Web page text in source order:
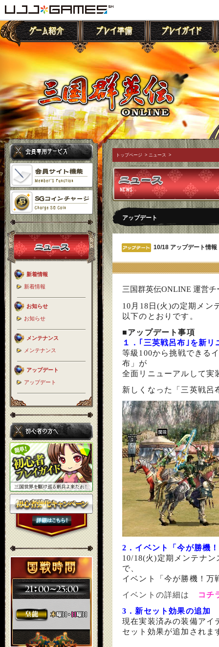
新着情報
新着情報
お知らせ
お知らせ
メンテナンス
メンテナンス
アップデート
アップデート
トップページ > ニュース >
アップデート
10/18 アップデート情報
三国群英伝ONLINE 運営チ
10月18日(火)の定期メン
以下のとおりです。
■アップデート事項
１．｢三英戦呂布｣を新リ
等級100から挑戦できる
布」が
全面リニューアルして実
新しくなった「三英戦呂
2．イベント
「今が勝機
10/18(火)定期メンテナ
で、
イベント「今が勝機！万
イベントの詳細は
コチ
3．新セット効果の追加
現在実装済みの装備アイ
セット効果が追加されま